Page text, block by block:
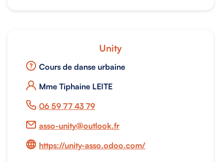
Unity
Cours de danse urbaine
Mme Tiphaine LEITE
06 59 77 43 79
asso-unity@outlook.fr
https://unity-asso.odoo.com/